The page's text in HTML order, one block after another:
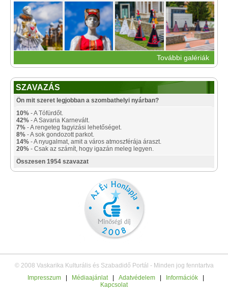
További galériák
SZAVAZÁS
Ön mit szeret legjobban a szombathelyi nyárban?
10% - A Tófürdőt.
42% - A Savaria Karnevált.
7% - A rengeteg fagyizási lehetőséget.
8% - A sok gondozott parkot.
14% - A nyugalmat, amit a város atmoszférája áraszt.
20% - Csak az számít, hogy igazán meleg legyen.
Összesen 1954 szavazat
© 2008 Vaskarika Kulturális és Szabadidő Portál - Minden jog fenntartva
Impresszum
Médiaajánlat Adatvédelem Információk
Kapcsolat